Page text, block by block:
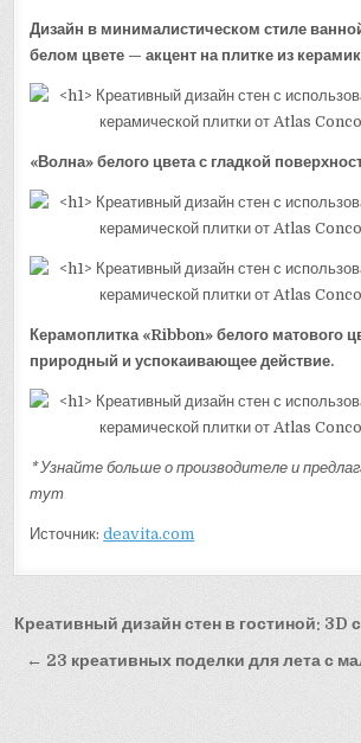
Дизайн в минималистическом стиле
белом цвете — акцент на плитке из
«Волна» белого цвета с гладкой
Керамоплитка «Ribbon» белого матового
природный и успокаивающее действие.
* Узнайте больше о производителе и
тут
Источник:deavita.com
Навигация
по
Креативный дизайн стен в гостиной: 3D
← 23 креативных поделки для лета с